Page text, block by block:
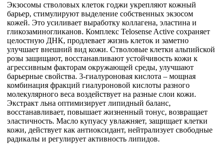
Экзосомы стволовых клеток годжи укрепляют кожный
барьер, стимулируют выделение собственных экзосом
кожей. Это усиливает выработку коллагена, эластина и
гликозаминогликанов. Комплекс Telosense Active сохраняет
целостную ДНК, продлевает жизнь клеток и заметно
улучшает внешний вид кожи. Стволовые клетки альпийской
розы защищают, восстанавливают устойчивость кожи к
агрессивным факторам окружающей среды, улучшают
барьерные свойства. 3-гиалуроновая кислота – мощная
комбинация фракций гиалуроновой кислоты разного
молекулярного веса воздействует на разные слои кожи.
Экстракт льна оптимизирует липидный баланс,
восстанавливает, повышает жизненный тонус, возвращает
эластичность. Масло купуасу увлажняет, защищает клетки
кожи, действует как антиоксидант, нейтрализует свободные
радикалы и регулирует активность липидов.